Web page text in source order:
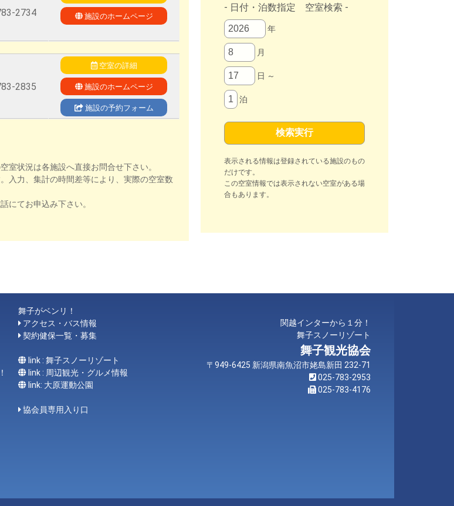
2734 施設のホームページ
2835
空室の詳細
施設のホームページ
施設の予約フォーム
室状況は各施設へ直接お問合せ下さい。
入力、集計の時間差等により、実際の空室数
にてお申込み下さい。
- 日付・泊数指定 空室検索 -
年
月
日 ～
泊
表示される情報は登録されている施設のもの
だけです。
この空室情報では表示されない空室がある場
合もあります。
舞子がベンリ！
アクセス・バス情報
契約健保一覧・募集
link : 舞子スノーリゾート
link : 周辺観光・グルメ情報
link: 大原運動公園
協会員専用入り口
関越インターから１分！
舞子スノーリゾート
舞子観光協会
〒949-6425 新潟県南魚沼市姥島新田 232-71
025-783-2953
025-783-4176